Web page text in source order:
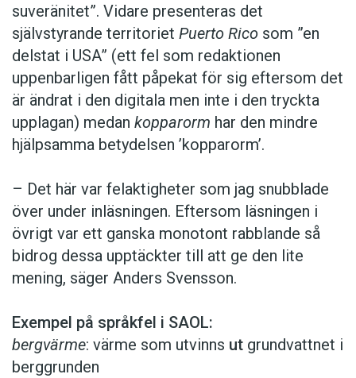
suveränitet”. Vidare presenteras det
självstyrande territoriet Puerto Rico som ”en
delstat i USA” (ett fel som redaktionen
uppenbarligen fått påpekat för sig eftersom det
är ändrat i den digitala men inte i den tryckta
upplagan) medan kopparorm har den mindre
hjälpsamma betydelsen ’kopparorm’.
– Det här var felaktigheter som jag snubblade
över under inläsningen. Eftersom läsningen i
övrigt var ett ganska monotont rabblande så
bidrog dessa upptäckter till att ge den lite
mening, säger Anders Svensson.
Exempel på språkfel i SAOL:
bergvärme: värme som ut­vinns ut grund­vattnet i
berg­grunden